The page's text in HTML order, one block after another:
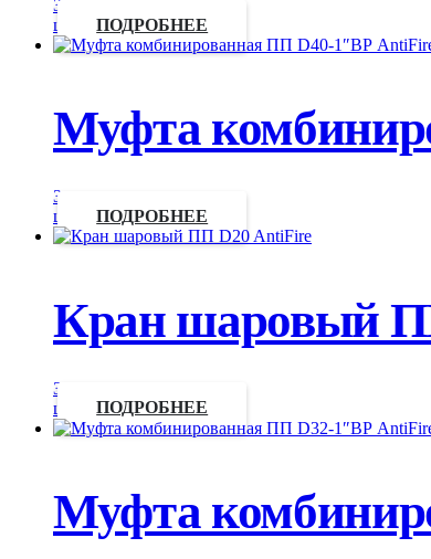
Запросить
цену
ПОДРОБНЕЕ
Муфта
Запросить
цену
ПОДРОБНЕЕ
Кран шаровый
Запросить
цену
ПОДРОБНЕЕ
Муфта